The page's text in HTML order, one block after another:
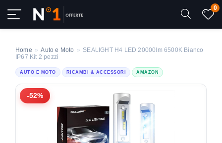
0
Home » Auto e Moto » SEALIGHT H4 LED 20000lm 6500K Bianco
IP67 Kit 2 pezzi
AUTO E MOTO RICAMBI & ACCESSORI AMAZON
-52%